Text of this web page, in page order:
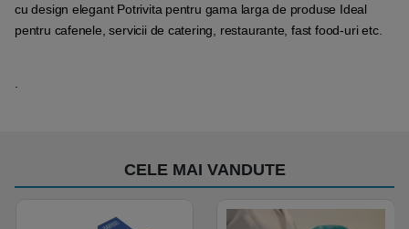
cu design elegant Potrivita pentru gama larga de produse Ideal
pentru cafenele, servicii de catering, restaurante, fast food-uri etc.
CELE MAI VANDUTE